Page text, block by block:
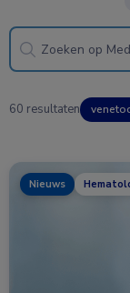
60 resultaten
Nieuws